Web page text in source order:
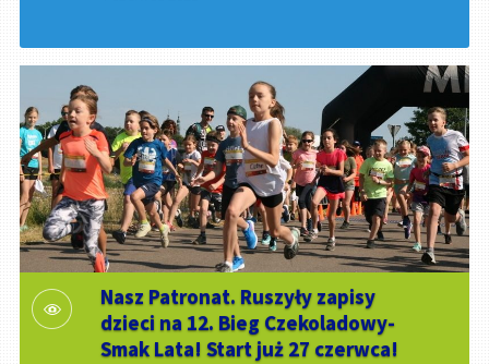
Nasz Patronat. Ruszyły zapisy
dzieci na 12. Bieg Czekoladowy-
Smak Lata! Start już 27 czerwca!